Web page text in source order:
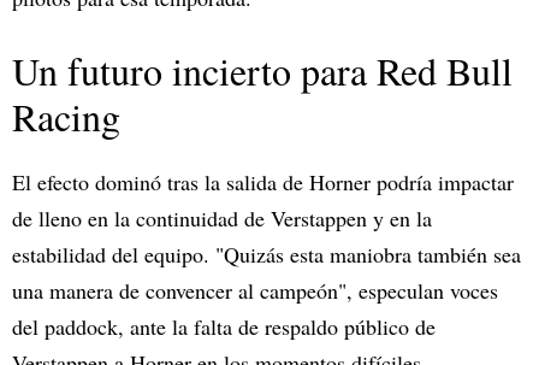
Un futuro incierto para Red Bull
Racing
El efecto dominó tras la salida de Horner podría impactar
de lleno en la continuidad de Verstappen y en la
estabilidad del equipo. "Quizás esta maniobra también sea
una manera de convencer al campeón", especulan voces
del paddock, ante la falta de respaldo público de